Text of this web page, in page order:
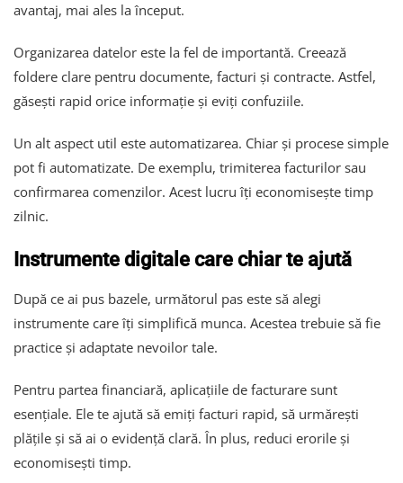
avantaj, mai ales la început.
Organizarea datelor este la fel de importantă. Creează
foldere clare pentru documente, facturi și contracte. Astfel,
găsești rapid orice informație și eviți confuziile.
Un alt aspect util este automatizarea. Chiar și procese simple
pot fi automatizate. De exemplu, trimiterea facturilor sau
confirmarea comenzilor. Acest lucru îți economisește timp
zilnic.
Instrumente digitale care chiar te ajută
După ce ai pus bazele, următorul pas este să alegi
instrumente care îți simplifică munca. Acestea trebuie să fie
practice și adaptate nevoilor tale.
Pentru partea financiară, aplicațiile de facturare sunt
esențiale. Ele te ajută să emiți facturi rapid, să urmărești
plățile și să ai o evidență clară. În plus, reduci erorile și
economisești timp.